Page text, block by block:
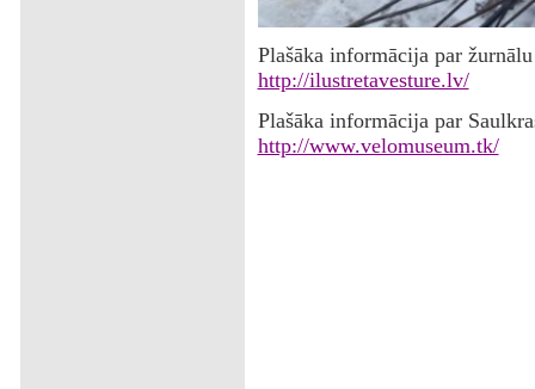
Plašāka informācija par
http://ilustretavesture.lv/
Plašāka informācija par
http://www.velomuseum.tk/